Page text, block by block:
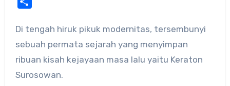
sebuah permata sejarah yang menyimpan
ribuan kisah kejayaan masa lalu yaitu Keraton
Surosowan.​